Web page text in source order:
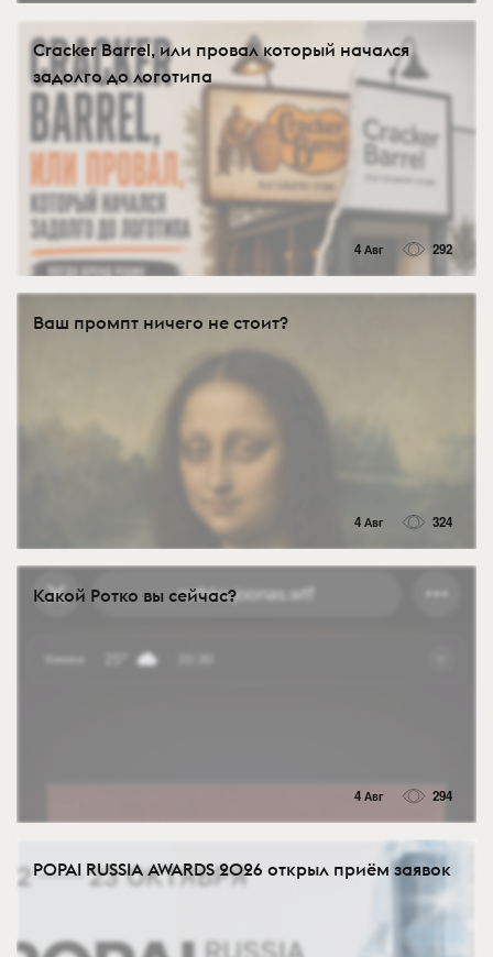
Cracker Barrel, или провал который начался
задолго до логотипа
4 Авг 292
Ваш промпт ничего не стоит?
4 Авг 324
Какой Ротко вы сейчас?
4 Авг 294
POPAI RUSSIA AWARDS 2026 открыл приём заявок